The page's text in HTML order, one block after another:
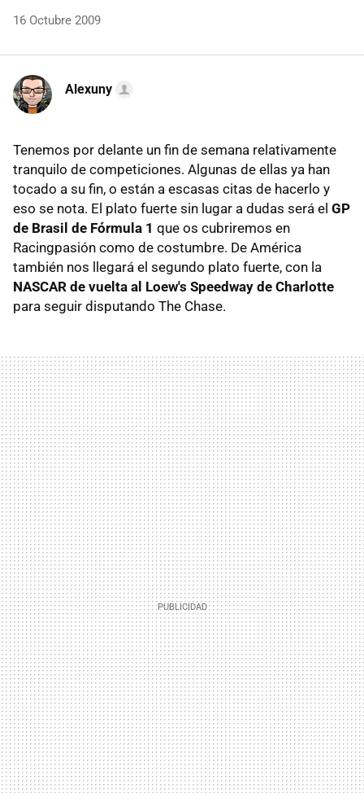
16 Octubre 2009
Alexuny
Tenemos por delante un fin de semana relativamente
tranquilo de competiciones. Algunas de ellas ya han
tocado a su fin, o están a escasas citas de hacerlo y
eso se nota. El plato fuerte sin lugar a dudas será el GP
de Brasil de Fórmula 1 que os cubriremos en
Racingpasión como de costumbre. De América
también nos llegará el segundo plato fuerte, con la
NASCAR de vuelta al Loew's Speedway de Charlotte
para seguir disputando The Chase.